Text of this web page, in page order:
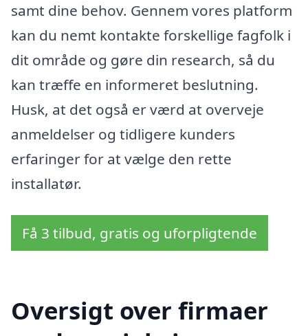
samt dine behov. Gennem vores platform
kan du nemt kontakte forskellige fagfolk i
dit område og gøre din research, så du
kan træffe en informeret beslutning.
Husk, at det også er værd at overveje
anmeldelser og tidligere kunders
erfaringer for at vælge den rette
installatør.
Få 3 tilbud, gratis og uforpligtende
Oversigt over firmaer